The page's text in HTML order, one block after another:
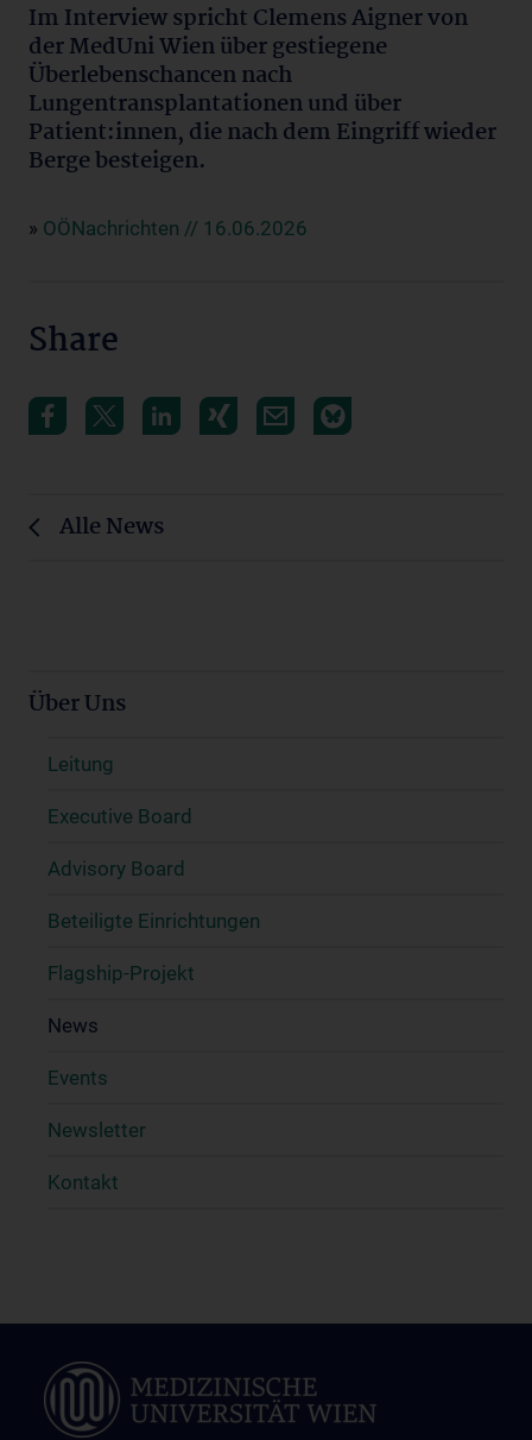
Im Interview spricht Clemens Aigner von
der MedUni Wien über gestiegene
Überlebenschancen nach
Lungentransplantationen und über
Patient:innen, die nach dem Eingriff wieder
Berge besteigen.
» OÖNachrichten // 16.06.2026
Share
Alle News
Über Uns
Leitung
Executive Board
Advisory Board
Beteiligte Einrichtungen
Flagship-Projekt
News
Events
Newsletter
Kontakt